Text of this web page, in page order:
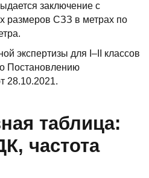
заключение с
размеров СЗЗ в метрах по
экспертизы для I–II классов
Постановлению
28.10.2021.
таблица:
частота